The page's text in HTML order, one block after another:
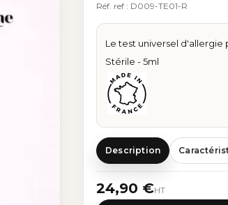
Réf. ref : D009-TE01-R
Le test universel d'allergie
Stérile - 5ml
Description
24,90 €HT